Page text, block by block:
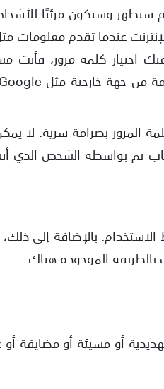
وسيكون مرئيًا
عندما تقدم معلومات
كلمة مرور، فأنت
المرور بصرامة سرية. لا
تم بواسطة الشخص الذي
بالإضافة إلى
بالطريقة الموجودة هناك.
أو مسيئة أو مضايقة أو